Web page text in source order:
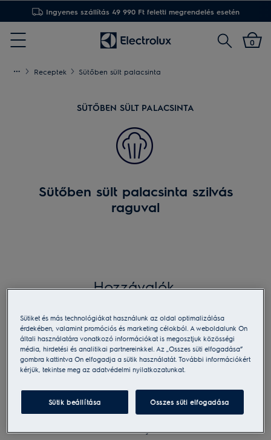
Ingyenes szállítás 49 990 Ft feletti megrendelés esetén
Menu
Keresés0
Receptek Sütőben sült palacsinta
SÜTŐBEN SÜLT PALACSINTA
Sütőben sült palacsinta szilvás
raguval
Hozzávalók
A palacsintához:
80 g liszt
20 g vaj
2 db tojás
Sütiket és más technológiákat használunk az oldal optimalizálása
érdekében, valamint promóciós és marketing célokból. A weboldalunk Ön
általi használatára vonatkozó információkat is megosztjuk közösségi
média, hirdetési és analitikai partnereinkkel. Az „Összes süti elfogadása”
gombra kattintva Ön elfogadja a sütik használatát. További információkért
kérjük, tekintse meg az adatvédelmi nyilatkozatunkat.
Sütik beállítása Összes süti elfogadása